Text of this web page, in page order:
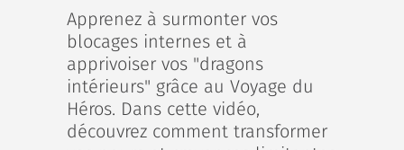
Apprenez à surmonter vos
blocages internes et à
apprivoiser vos "dragons
intérieurs" grâce au Voyage du
Héros. Dans cette vidéo,
découvrez comment transformer